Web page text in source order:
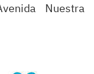
Nuestra